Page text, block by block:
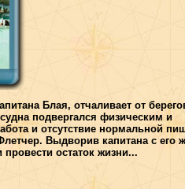
Блая, отчаливает от
подвергался физическим и
и отсутствие нормальной
Выдворив капитана с его
остаток жизни...